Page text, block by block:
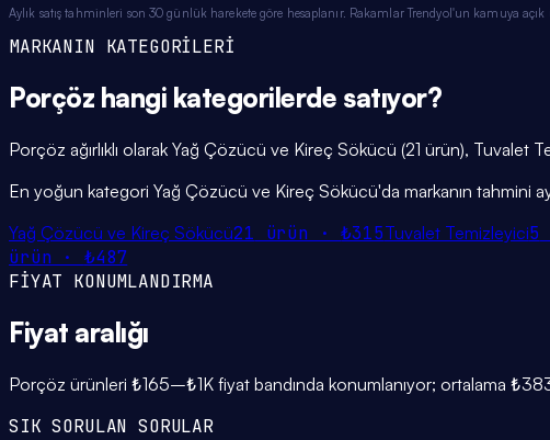
Aylık satış tahminleri son 30 günlük harekete göre hesaplanır. Rakamlar Trendyol'un kamuya
MARKANIN KATEGORİLERİ
Porçöz hangi kategorilerde satıyor?
Porçöz ağırlıklı olarak Yağ Çözücü ve Kireç Sökücü (21 ürün), Tuvalet
En yoğun kategori Yağ Çözücü ve Kireç Sökücü'da markanın tahmini
Yağ Çözücü ve Kireç Sökücü21 ürün ·₺315Tuvalet Temizleyici5
ürün · ₺487
FİYAT KONUMLANDIRMA
Fiyat aralığı
Porçöz ürünleri ₺165–₺1K fiyat bandında konumlanıyor; ortalama
SIK SORULAN SORULAR